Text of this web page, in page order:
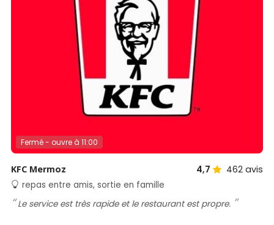
Fermé - ouvre à 11:00
KFC Mermoz 4,7 462 avis
repas entre amis, sortie en famille
Le service est très rapide et le restaurant est propre.